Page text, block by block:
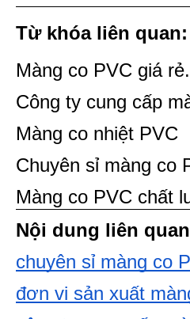
Từ khóa liên quan:
Màng co PVC giá rẻ.
Công ty cung cấp
Màng co nhiệt PVC
Chuyên sỉ màng co
Màng co PVC chất
Nội dung liên
chuyên sỉ màng co
đơn vị sản xuất